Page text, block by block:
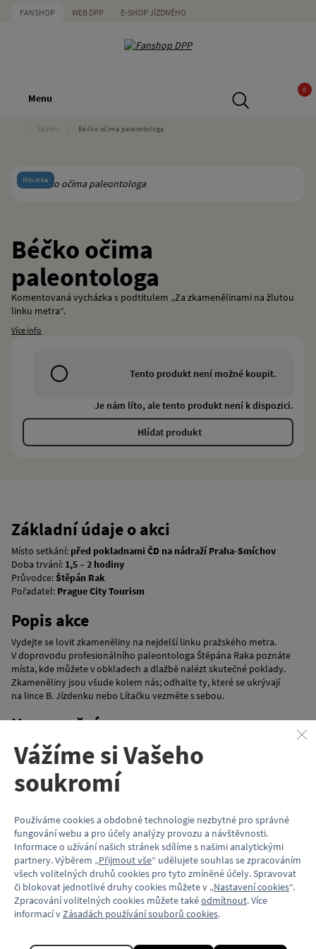
FANSHOP WEB DPP E-SHOP JÍZDNÉHO
Menu
0
Zážitky Béčko očima paleontologa
Novinka
Béčko očima
paleontologa
Komentovaná vycházka s podtitulem „Za zkamenělinami na žlutou
linku metra“.
Více info
Tento produkt není možné koupit.
Je nám líto, ale tento produkt není k dispozici.
Hlídat produkt
Základní údaje o akci
Místo setkání: před pokladnami ČD na nádraží Praha-Smíchov
Doba trvání: 1,5 – 2 hodiny
Průvodce:Štěpán Rak
Pořadatel: Prague City Tourism
Popis akce
Vydejte se lovit zkameněliny na nejdelší linku pražského metra.
V doprovodu profesionálního paleontologa Štěpána Raka poznáte
místa, kde můžete v obkladech a dlažbě nalézt skutečné poklady.
Zkameněliny jsou všude kolem nás; odhalte ty, které se ukrývají
na lince B. Jízdenku nebo Lítačku vezměte s sebou.
Upozornění
Vycházka zahrnuje přesuny metrem, cena jízdenky MHD není zahrnuta
v ceně vycházky.
Jak zakoupit jízdenky/vstupenky
prostřednictvím platební brány ihned po objednání.
V případě platbypřevodemmusí být částka připsána na účet
Fanshopu do 5 dnů od objednání,nejpozději 2 pracovní dny před
termínem konání.
Vstupenky/jízdenky zasíláme výhradně elektronicky na zadanou e-
mailovou adresu. Objednávky nezaplacených či pozdě zaplacených
vstupenek/jízdenek jsou zrušeny.
Vstupenky/jízdenky lze objednat pouze odděleně od objednávky
Vážíme si Vašeho
soukromí
Používáme cookies a obdobné technologie nezbytné pro správné
fungování webu a pro účely analýzy provozu a návštěvnosti.
Informace o užívání našich stránek sdílíme s našimi analytickými
partnery. Výběrem „Přijmout vše“ udělujete souhlas se zpracováním
všech volitelných druhů cookies pro tyto zmíněné účely. Spravovat
či blokovat jednotlivé druhy cookies můžete v „Nastavení cookies“.
Zpracování volitelných cookies můžete takéodmítnout. Více
informací v Zásadách používání souborů cookies.